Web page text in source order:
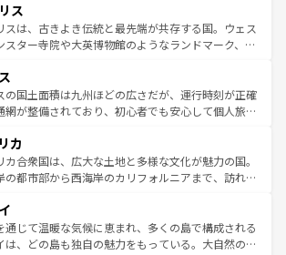
シャンパンの発祥地であるランス、プロヴァンスの
いラベンダー畑など、多彩な楽しみ方が可能だ。さ
パリ以外の地域にも魅力が溢れており、どの街角に
方に足を運ぶとそれぞれで全く異なる文化を体験で
きるだろう。 なお、新着のフランス情報はコンテンツ一覧
してほしい。
つこの国は、どこを歩いても飽きることがない。ベ
の文化的活気、バイエルン州のアルプスの絶景、そ
イン川沿いのワイン畑といった風景は必見。ビール
好きな人にはぜひ体験してほしい。 なお、新着の
情報はコンテンツ一覧を参照してほしい。
ス
スは、古きよき伝統と最先端が共存する国。ウェス
スター寺院や大英博物館のようなランドマーク、歴
とに異なる魅力がある。また、優雅なアフタヌーン
、ビール好きにはたまらない英国パブ、サッカー観
、本場だからこそできる体験も豊富。イギリスを旅
覧を参照してほしい。
の国土面積は九州ほどの広さだが、運行時刻が正確
網が整備されており、初心者でも安心して個人旅行
がそのまま残る町や、スイスならではのユニークな
もあり、アルプス観光だけでなく町歩きも満喫する
できる。国民の所得が高いため物価も高いが、旅行
通費無料で観光を楽しむこともできる。 なお、新
イス情報はコンテンツ一覧 を参照してほしい。
カ
カ合衆国は、広大な土地と多様な文化が魅力の国。
の都市部から西海岸のカリフォルニアまで、訪れる
な巨大都市は、観光、ショッピング、エンターテイ
トが詰まった刺激的なスポットだ。一方、アメリカ
は大自然が広がり、グランドキャニオンやイエロー
通じて温暖な気候に恵まれ、多くの島で構成される
は、どの島も独自の魅力をもっている。大自然の神